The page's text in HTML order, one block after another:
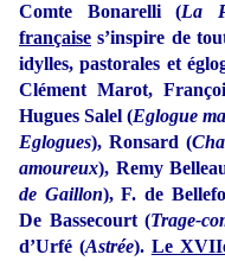
Comte Bonarelli (La
française s’inspire de
idylles, pastorales et
Clément Marot,
Hugues Salel (Eglogue
Eglogues), Ronsard (
amoureux), Remy
de Gaillon), F. de
De Bassecourt (Trage-
d’Urfé (Astrée). Le